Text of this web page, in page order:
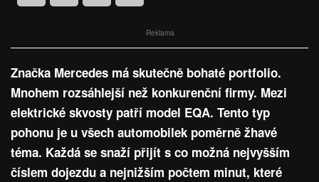
Reklama
Značka Mercedes má skutečně bohaté portfolio.
Mnohem rozsáhlejší než konkurenční firmy. Mezi
elektrické skvosty patří model EQA. Tento typ
pohonu je u všech automobilek poměrně žhavé
téma. Každá se snaží přijít s co možná nejvyšším
číslem dojezdu a nejnižším počtem minut, které